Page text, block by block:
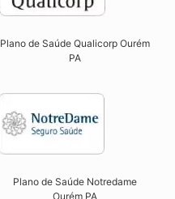
Plano de Saúde Qualicorp Ourém
PA​
Plano de Saúde Notredame
Ourém PA​